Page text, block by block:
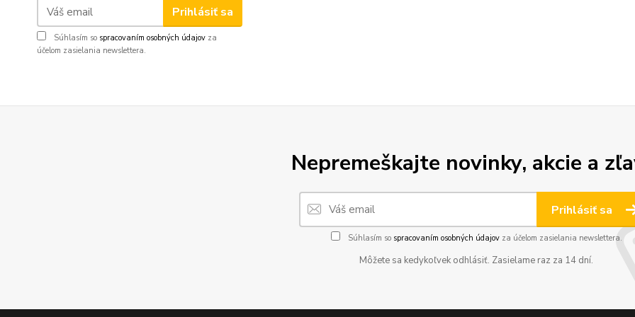
Prihlásiť sa
Súhlasím so spracovaním osobných údajov za
účelom zasielania newslettera.
Nepremeškajte novinky, akcie a
Prihlásiť sa
Súhlasím so spracovaním osobných údajovza účelom zasielania newslettera.
Môžete sa kedykoľvek odhlásiť. Zasielame raz za 14 dní.